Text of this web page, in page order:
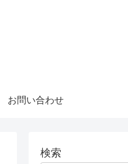
お問い合わせ
検索